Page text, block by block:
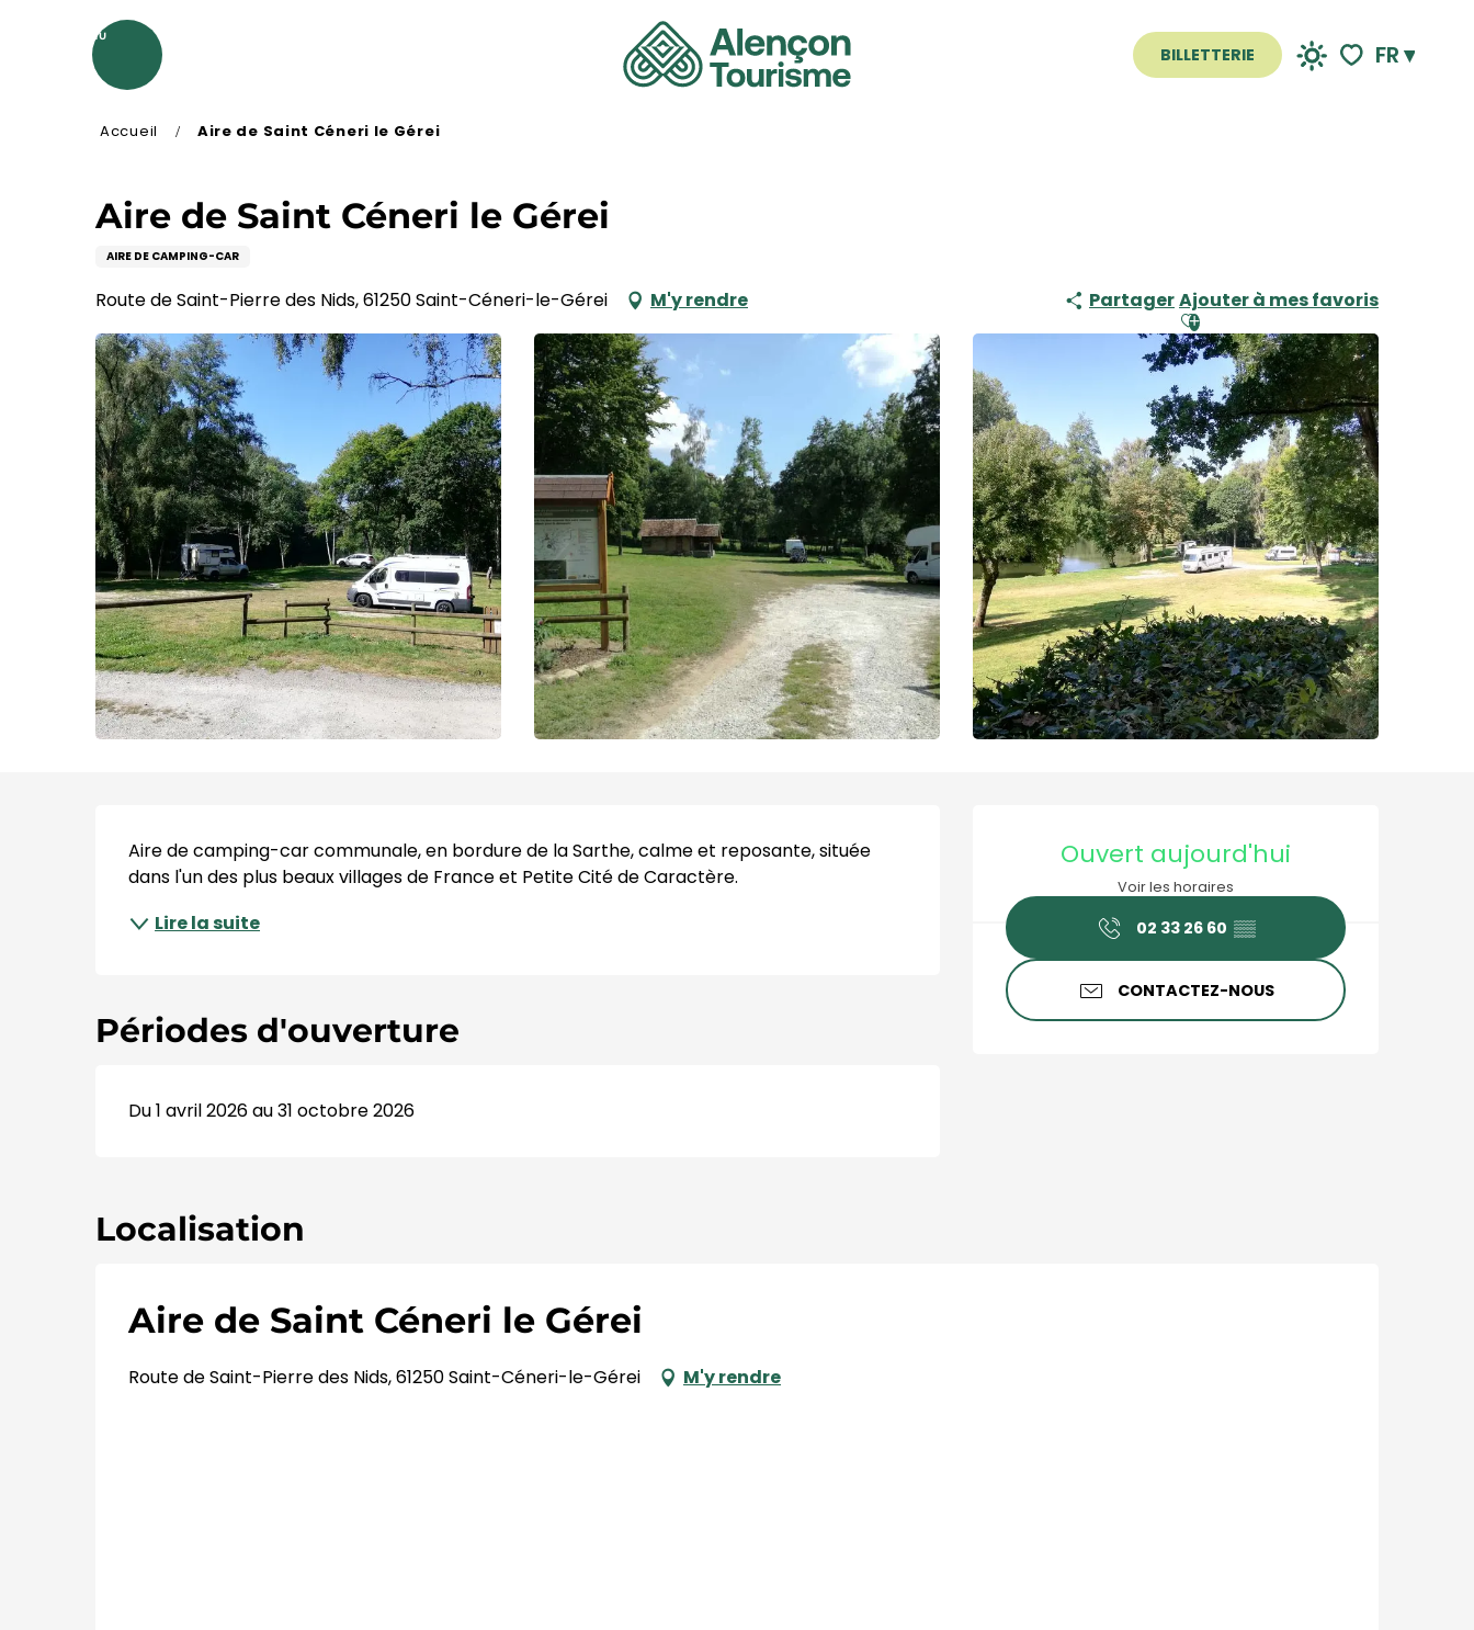
BILLETTERIE FR
MENU
Accueil Aire de Saint Céneri le Gérei
Aire de Saint Céneri le Gérei
AIRE DE CAMPING-CAR
Route de Saint-Pierre des Nids, 61250 Saint-Céneri-le-Gérei M'y rendre PartagerAjouter aux favoris
Ajouter à mes favoris
Ouverture et
Ouvert aujourd'hui
Voir les horaires
02 33 26 60 ▒▒
CONTACTEZ-NOUS
Description
Aire de camping-car communale, en bordure de la Sarthe, calme et reposante, située
dans l'un des plus beaux villages de France et Petite Cité de Caractère.
Lire la suite
Périodes d'ouverture
Du 1 avril 2026 au 31 octobre 2026
Localisation
Aire de Saint Céneri le Gérei
Route de Saint-Pierre des Nids, 61250 Saint-Céneri-le-Gérei M'y rendre